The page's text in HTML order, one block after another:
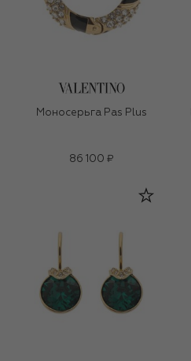
Моносерьга Pas Plus
86 100 ₽